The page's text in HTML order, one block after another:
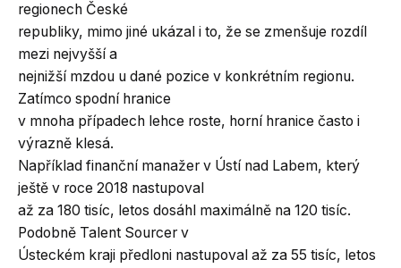
regionech České
republiky, mimo jiné ukázal i to, že se zmenšuje rozdíl
mezi nejvyšší a
nejnižší mzdou u dané pozice v konkrétním regionu.
Zatímco spodní hranice
v mnoha případech lehce roste, horní hranice často i
výrazně klesá.
Například finanční manažer v Ústí nad Labem, který
ještě v roce 2018 nastupoval
až za 180 tisíc, letos dosáhl maximálně na 120 tisíc.
Podobně Talent Sourcer v
Ústeckém kraji předloni nastupoval až za 55 tisíc, letos